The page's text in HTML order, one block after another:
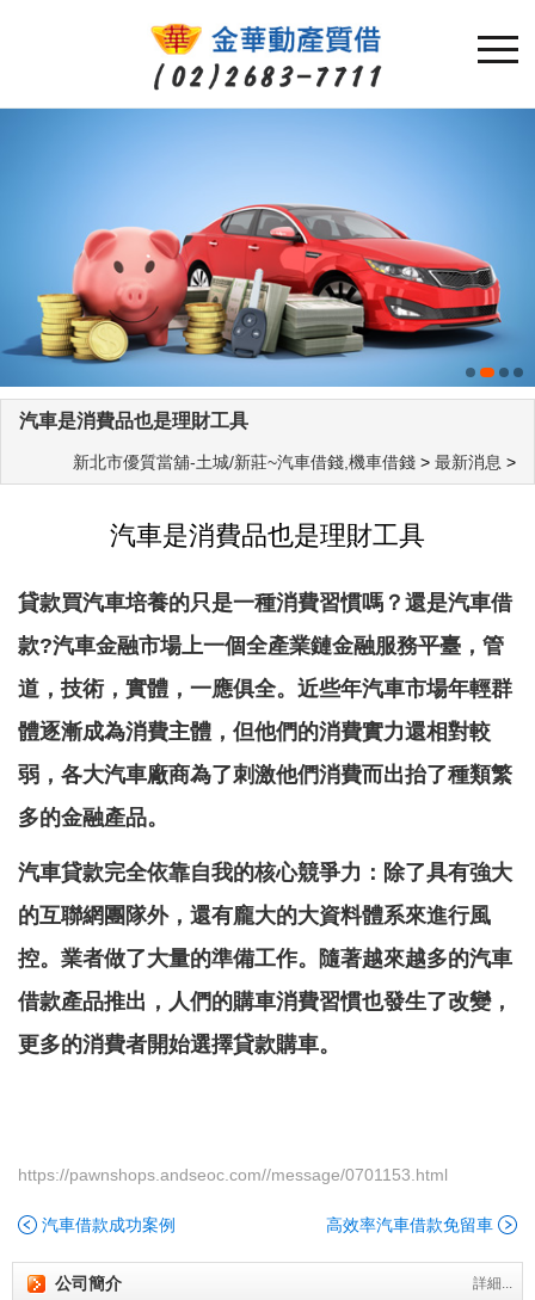
汽車是消費品也是理財工具
新北市優質當舖-土城/新莊~汽車借錢,機車借錢 > 最新消息 >
汽車是消費品也是理財工具
貸款買汽車培養的只是一種消費習慣嗎？還是汽車借
款?汽車金融市場上一個全產業鏈金融服務平臺，管
道，技術，實體，一應俱全。近些年汽車市場年輕群
體逐漸成為消費主體，但他們的消費實力還相對較
弱，各大汽車廠商為了刺激他們消費而出抬了種類繁
多的金融產品。
汽車貸款完全依靠自我的核心競爭力：除了具有強大
的互聯網團隊外，還有龐大的大資料體系來進行風
控。業者做了大量的準備工作。隨著越來越多的汽車
借款產品推出，人們的購車消費習慣也發生了改變，
更多的消費者開始選擇貸款購車。
https://pawnshops.andseoc.com//message/0701153.html
汽車借款成功案例 高效率汽車借款免留車
公司簡介 詳細...